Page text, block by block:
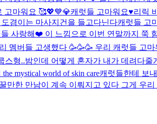
고마워요 🥰💖💙💎캐럿들 고마워요♥️리릭
도겸이는 마사지건을 들고다닌다캐럿들 고
사랑해❤️ 이 느낌으로 이번 연말까지 쭉
멤버들 고생했다 🥳🥳🥳 우리 캐럿들 고
스형..밤인데 어떻게 혼자가 내가 데려다줄
mystical world of skin care캐럿들한테 보
한 만남이 계속 이뤄지고 있다 그게 우